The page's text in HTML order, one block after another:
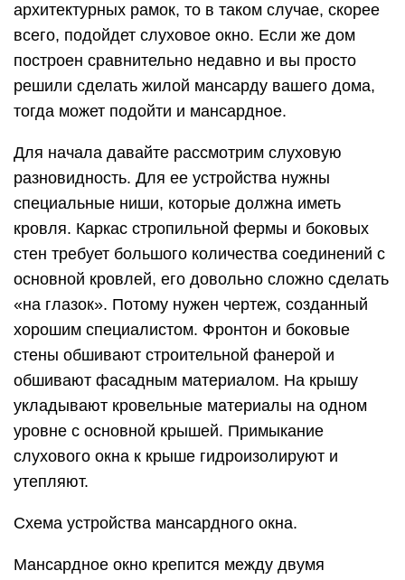
архитектурных рамок, то в таком случае, скорее
всего, подойдет слуховое окно. Если же дом
построен сравнительно недавно и вы просто
решили сделать жилой мансарду вашего дома,
тогда может подойти и мансардное.
Для начала давайте рассмотрим слуховую
разновидность. Для ее устройства нужны
специальные ниши, которые должна иметь
кровля. Каркас стропильной фермы и боковых
стен требует большого количества соединений с
основной кровлей, его довольно сложно сделать
«на глазок». Потому нужен чертеж, созданный
хорошим специалистом. Фронтон и боковые
стены обшивают строительной фанерой и
обшивают фасадным материалом. На крышу
укладывают кровельные материалы на одном
уровне с основной крышей. Примыкание
слухового окна к крыше гидроизолируют и
утепляют.
Схема устройства мансардного окна.
Мансардное окно крепится между двумя